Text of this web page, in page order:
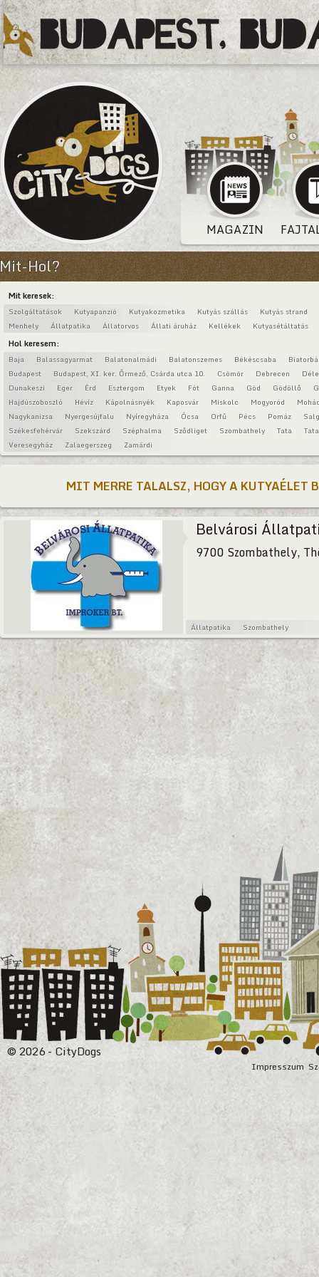
MAGAZIN
Mit-Hol?
Mit keresek:
Szolgáltatások Kutyapanzió Kutyakozmetika Kutyás szállás
Kutyás strand
Menhely
Állatpatika Állatorvos Állati áruház Kellékek Kutyasétáltatás
Hol keresem:
Baja Balassagyarmat Balatonalmádi Balatonszemes Békéscsaba
Budapest
Budapest, XI. ker. Őrmező, Csárda utca 10. Csömör Debrecen
Dunakeszi
Eger Érd Esztergom Etyek Fót Ganna Göd Gödöllő
Hajdúszoboszló
Hévíz Kápolnásnyék Kaposvár Miskolc Mogyoród
Nagykanizsa
Nyergesújfalu Nyíregyháza Ócsa Orfű Pécs Pomáz
Székesfehérvár
Szekszárd Széphalma Sződliget Szombathely Tata
Veresegyház
Zalaegerszeg Zamárdi
MIT MERRE TALALSZ, HOGY A KUTYAÉLET
Belvárosi
9700 Szombathely,
Állatpatika Szombathely
Impresszum
© 2026 - CityDogs